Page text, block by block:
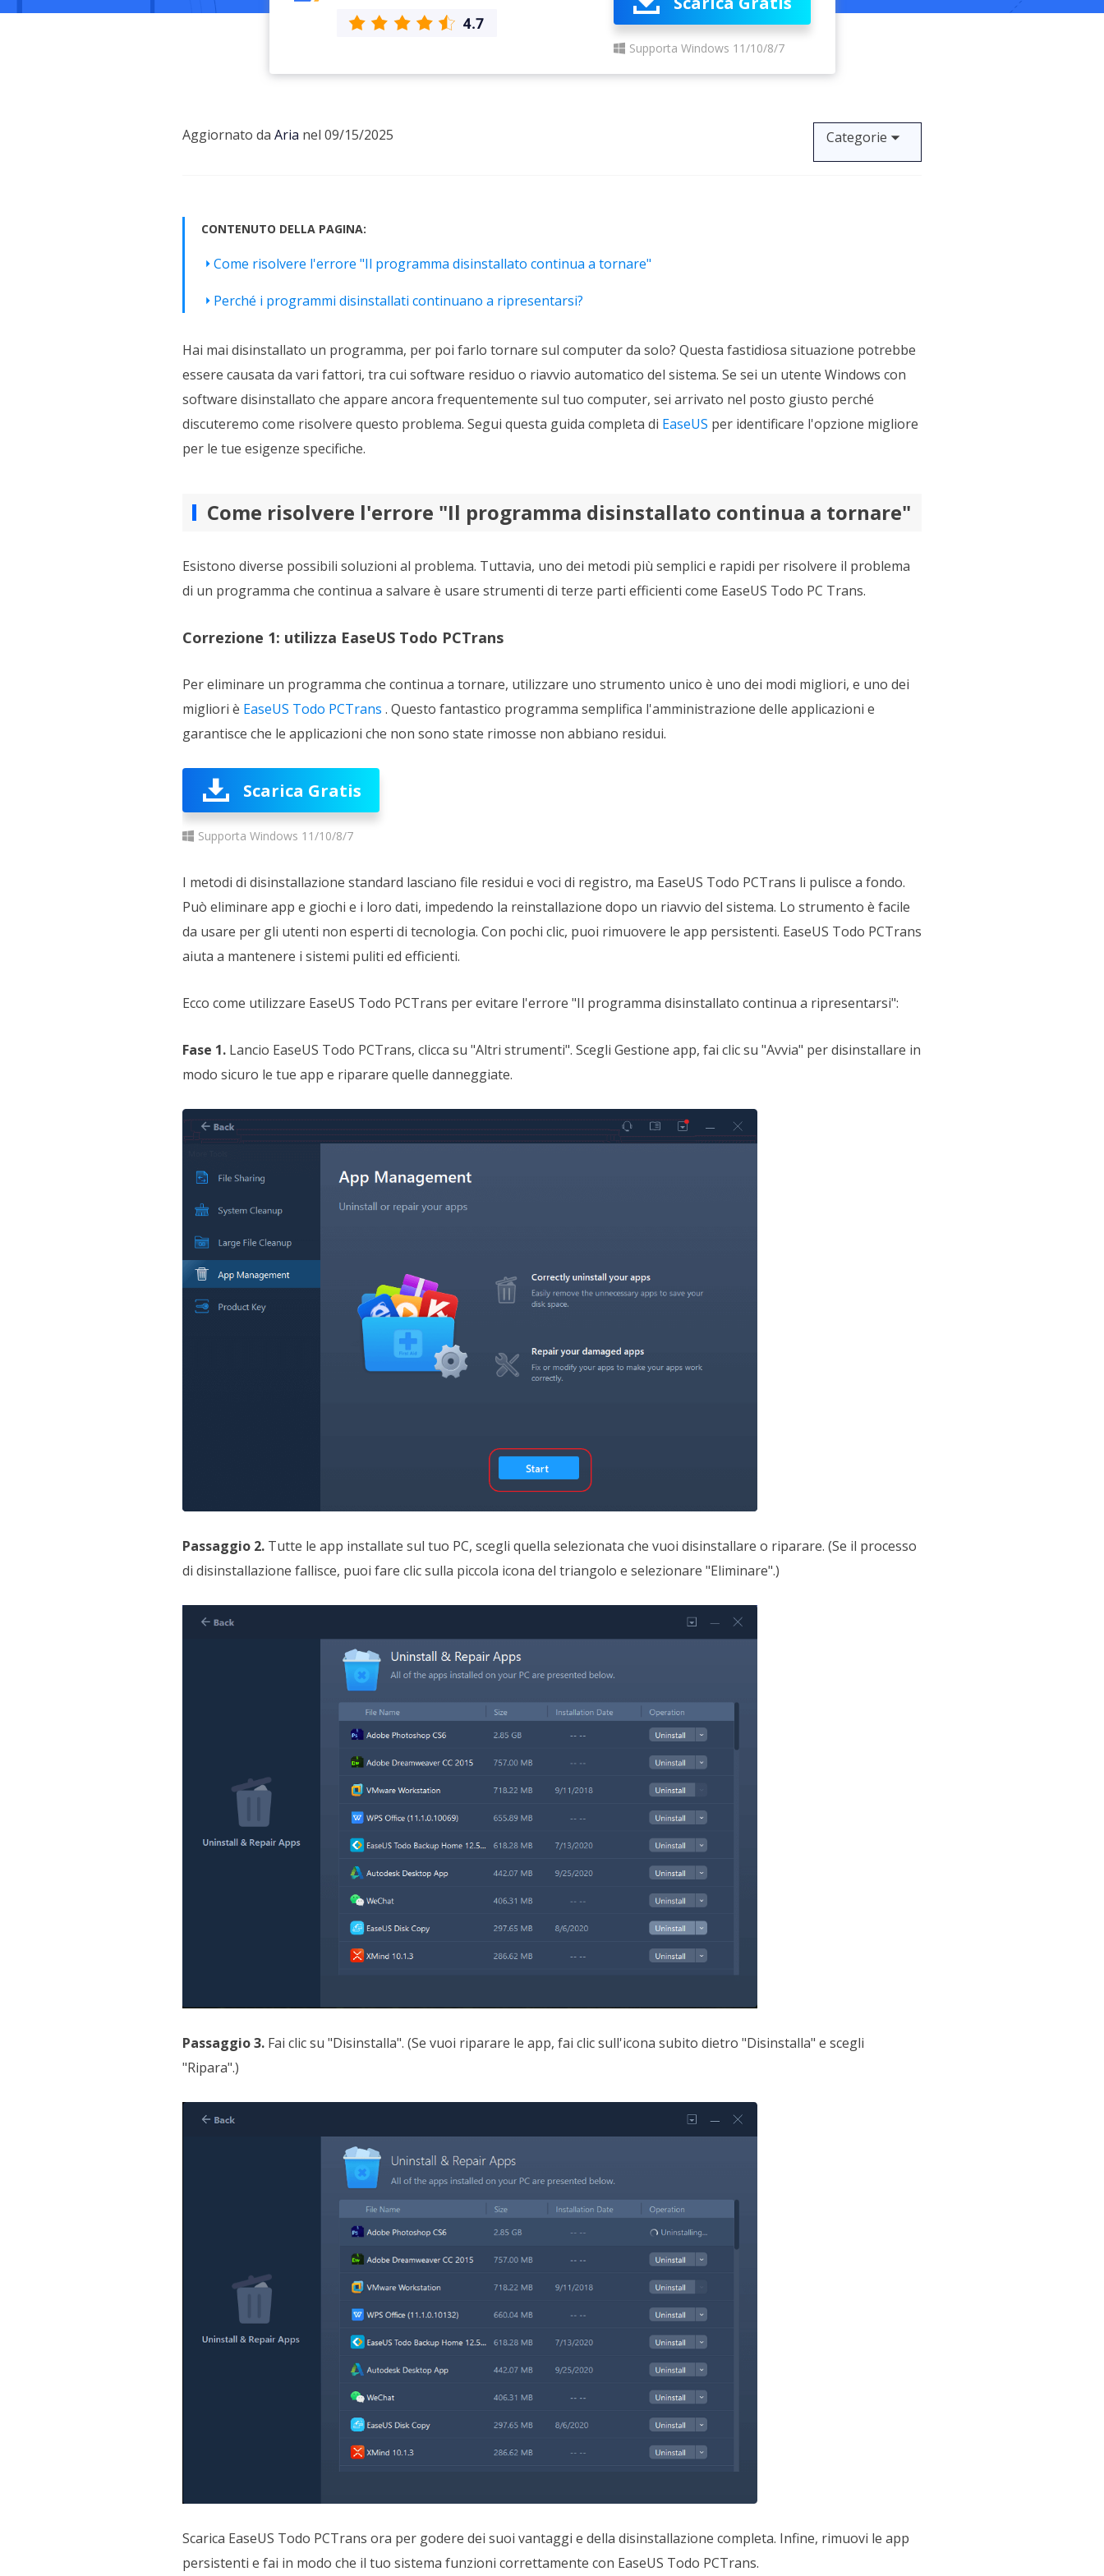
Recupero dati cancellati da SSD
Recupero Foto da Fotocamera
MSPs Service
Video Downloader
Scarica video/audio online
Supporta Windows 11/10/8/7
Aggiornato da Aria nel 09/15/2025 Categorie
CONTENUTO DELLA PAGINA:
Come risolvere l'errore "Il programma disinstallato continua a tornare"
Perché i programmi disinstallati continuano a ripresentarsi?
Hai mai disinstallato un programma, per poi farlo tornare sul computer da solo? Questa fastidiosa situazione potrebbe
essere causata da vari fattori, tra cui software residuo o riavvio automatico del sistema. Se sei un utente Windows con
software disinstallato che appare ancora frequentemente sul tuo computer, sei arrivato nel posto giusto perché
discuteremo come risolvere questo problema. Segui questa guida completa di EaseUS per identificare l'opzione migliore
per le tue esigenze specifiche.
Come risolvere l'errore "Il programma disinstallato continua a tornare"
Esistono diverse possibili soluzioni al problema. Tuttavia, uno dei metodi più semplici e rapidi per risolvere il problema
di un programma che continua a salvare è usare strumenti di terze parti efficienti come EaseUS Todo PC Trans.
Correzione 1: utilizza EaseUS Todo PCTrans
Per eliminare un programma che continua a tornare, utilizzare uno strumento unico è uno dei modi migliori, e uno dei
migliori è EaseUS Todo PCTrans . Questo fantastico programma semplifica l'amministrazione delle applicazioni e
garantisce che le applicazioni che non sono state rimosse non abbiano residui.
Scarica Gratis
Supporta Windows 11/10/8/7
I metodi di disinstallazione standard lasciano file residui e voci di registro, ma EaseUS Todo PCTrans li pulisce a fondo.
Può eliminare app e giochi e i loro dati, impedendo la reinstallazione dopo un riavvio del sistema. Lo strumento è facile
da usare per gli utenti non esperti di tecnologia. Con pochi clic, puoi rimuovere le app persistenti. EaseUS Todo PCTrans
aiuta a mantenere i sistemi puliti ed efficienti.
Ecco come utilizzare EaseUS Todo PCTrans per evitare l'errore "Il programma disinstallato continua a ripresentarsi":
Fase 1. Lancio EaseUS Todo PCTrans, clicca su "Altri strumenti". Scegli Gestione app, fai clic su "Avvia" per disinstallare in
modo sicuro le tue app e riparare quelle danneggiate.
Passaggio 2. Tutte le app installate sul tuo PC, scegli quella selezionata che vuoi disinstallare o riparare. (Se il processo
di disinstallazione fallisce, puoi fare clic sulla piccola icona del triangolo e selezionare "Eliminare".)
Passaggio 3. Fai clic su "Disinstalla". (Se vuoi riparare le app, fai clic sull'icona subito dietro "Disinstalla" e scegli
"Ripara".)
Scarica EaseUS Todo PCTrans ora per godere dei suoi vantaggi e della disinstallazione completa. Infine, rimuovi le app
persistenti e fai in modo che il tuo sistema funzioni correttamente con EaseUS Todo PCTrans.